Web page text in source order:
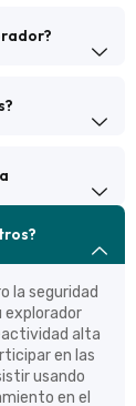
la seguridad
explorador
alta
en las
usando
en el